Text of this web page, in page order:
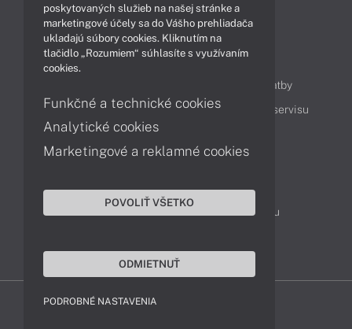
Technológie
Videá
Obsah
Možnosti doručenia a platby
Podpora a servis
Servisné služby Cenník servisu
Kontakty
043 4224 771
Obchodné oddelenie
Reklamácia tovaru
poskytovaných služieb na našej stránke a
marketingové účely sa do Vášho prehliadača
ukladajú súbory cookies. Kliknutím na
tlačidlo „Rozumiem“ súhlasíte s využívaním
cookies.
Funkčné a technické cookies
Analytické cookies
Marketingové a reklamné cookies
POVOLIŤ VŠETKO
ODMIETNUŤ
PODROBNÉ NASTAVENIA